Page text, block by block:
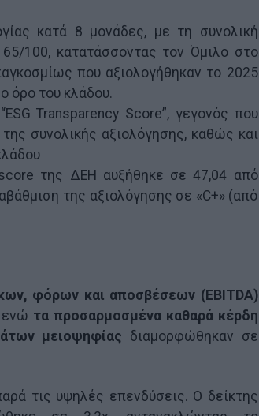
κατά 8 μονάδες, με τη συνολική
100, κατατάσσοντας τον Όμιλο στο
που αξιολογήθηκαν το 2025
όρο του κλάδου.
Transparency Score”, γεγονός που
συνολικής αξιολόγησης, καθώς και
της ΔΕΗ αυξήθηκε σε 47,04 από
της αξιολόγησης σε «C+» (από
φόρων και αποσβέσεων (EBITDA)
ενώ τα προσαρμοσμένα καθαρά κέρδη
μειοψηφίας διαμορφώθηκαν σε
τις υψηλές επενδύσεις. Ο δείκτης